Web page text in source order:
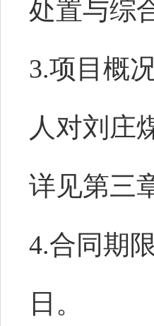
处置与综
3.项目概
人 对刘庄
详见第三
4.合同期限
日。